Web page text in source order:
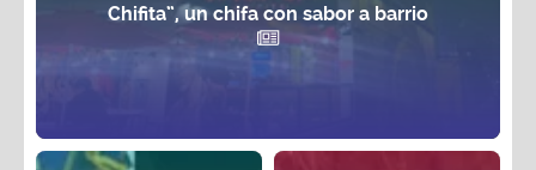
Chifita”, un chifa con sabor a barrio